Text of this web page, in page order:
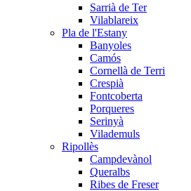
Sarrià de Ter
Vilablareix
Pla de l'Estany
Banyoles
Camós
Cornellà de Terri
Crespià
Fontcoberta
Porqueres
Serinyà
Vilademuls
Ripollès
Campdevànol
Queralbs
Ribes de Freser